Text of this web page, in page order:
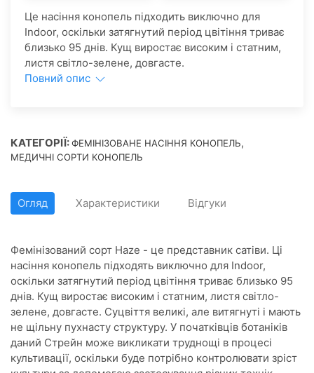
Це насіння конопель підходить виключно для
Indoor, оскільки затягнутий період цвітіння триває
близько 95 днів. Кущ виростає високим і статним,
листя світло-зелене, довгасте.
Повний опис
КАТЕГОРІЇ:ФЕМІНІЗОВАНЕ НАСІННЯ КОНОПЕЛЬ,
МЕДИЧНІ СОРТИ КОНОПЕЛЬ
Огляд Характеристики Відгуки
Фемінізований сорт Haze - це представник сатіви. Ці
насіння конопель підходять виключно для Indoor,
оскільки затягнутий період цвітіння триває близько 95
днів. Кущ виростає високим і статним, листя світло-
зелене, довгасте. Суцвіття великі, але витягнуті і мають
не щільну пухнасту структуру. У початківців ботаніків
даний Стрейн може викликати труднощі в процесі
культивації, оскільки буде потрібно контролювати зріст